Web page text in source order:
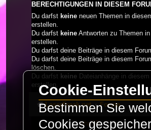
BERECHTIGUNGEN IN DIESEM
Du darfst keine neuen Themen in
erstellen.
Du darfst keine Antworten zu Themen
erstellen.
Du darfst deine Beiträge in diesem
Du darfst deine Beiträge in diesem
löschen.
Du darfst keine Dateianhänge in diesem
erstellen.
LaserFreak.net Forum
Powered byphpBB® Forum
Cookie-
Bestimmen Sie
Cookies